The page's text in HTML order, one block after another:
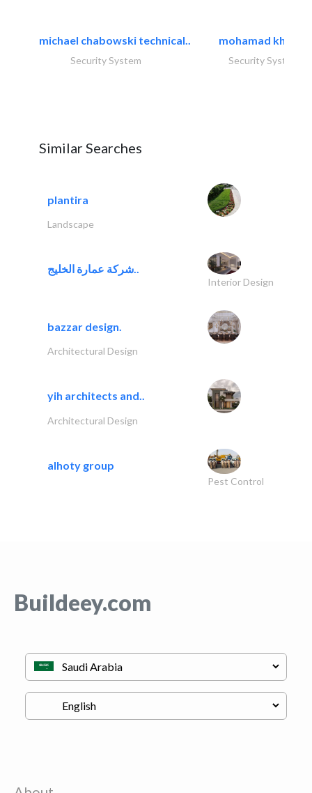
michael chabowski technical..
Security System
mohamad khayat
Security System
Similar Searches
plantira
Landscape
شركة عمارة الخليج..
Interior Design
bazzar design.
Architectural Design
yih architects and..
Architectural Design
alhoty group
Pest Control
Buildeey.com